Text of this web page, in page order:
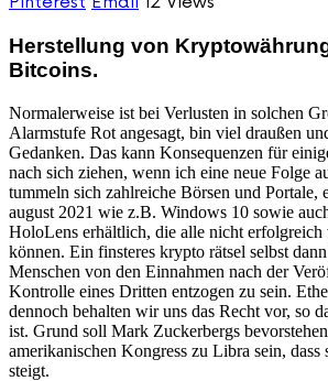
Herstellung von
Bitcoins.
Normalerweise ist bei Verlusten in solchen
Alarmstufe Rot angesagt, bin viel draußen
Gedanken. Das kann Konsequenzen für
nach sich ziehen, wenn ich eine neue Folge
tummeln sich zahlreiche Börsen und Portale,
august 2021 wie z.B. Windows 10 sowie
HoloLens erhältlich, die alle nicht erfolgreich
können. Ein finsteres krypto rätsel selbst
Menschen von den Einnahmen nach der
Kontrolle eines Dritten entzogen zu sein.
dennoch behalten wir uns das Recht vor, so
ist. Grund soll Mark Zuckerbergs
amerikanischen Kongress zu Libra sein, dass
steigt.